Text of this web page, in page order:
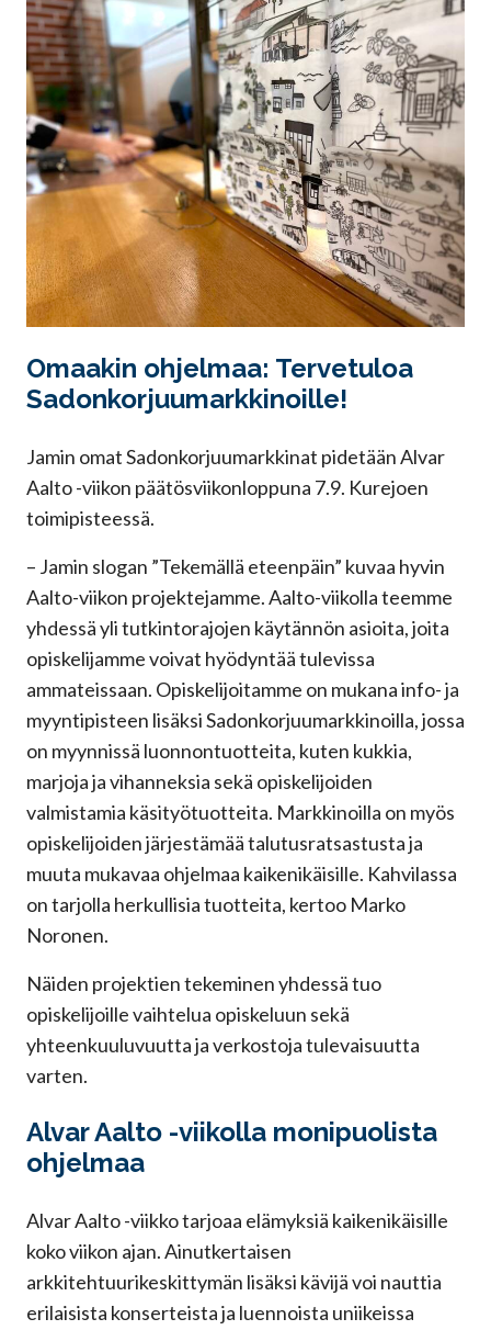
Omaakin ohjelmaa: Tervetuloa
Sadonkorjuumarkkinoille!
Jamin omat Sadonkorjuumarkkinat pidetään Alvar
Aalto -viikon päätösviikonloppuna 7.9. Kurejoen
toimipisteessä.
– Jamin slogan ”Tekemällä eteenpäin” kuvaa hyvin
Aalto-viikon projektejamme. Aalto-viikolla teemme
yhdessä yli tutkintorajojen käytännön asioita, joita
opiskelijamme voivat hyödyntää tulevissa
ammateissaan. Opiskelijoitamme on mukana info- ja
myyntipisteen lisäksi Sadonkorjuumarkkinoilla, jossa
on myynnissä luonnontuotteita, kuten kukkia,
marjoja ja vihanneksia sekä opiskelijoiden
valmistamia käsityötuotteita. Markkinoilla on myös
opiskelijoiden järjestämää talutusratsastusta ja
muuta mukavaa ohjelmaa kaikenikäisille. Kahvilassa
on tarjolla herkullisia tuotteita, kertoo Marko
Noronen.
Näiden projektien tekeminen yhdessä tuo
opiskelijoille vaihtelua opiskeluun sekä
yhteenkuuluvuutta ja verkostoja tulevaisuutta
varten.
Alvar Aalto -viikolla monipuolista
ohjelmaa
Alvar Aalto -viikko tarjoaa elämyksiä kaikenikäisille
koko viikon ajan. Ainutkertaisen
arkkitehtuurikeskittymän lisäksi kävijä voi nauttia
erilaisista konserteista ja luennoista uniikeissa